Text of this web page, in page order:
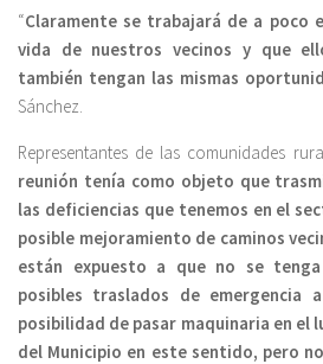
“Claramente se trabajará de a poco
vida de nuestros vecinos y que
también tengan las mismas
Sánchez.
Representantes de las comunidades
reunión tenía como objeto que
las deficiencias que tenemos en el
posible mejoramiento de caminos
están expuesto a que no se
posibles traslados de emergencia
posibilidad de pasar maquinaria en el
del Municipio en este sentido, pero